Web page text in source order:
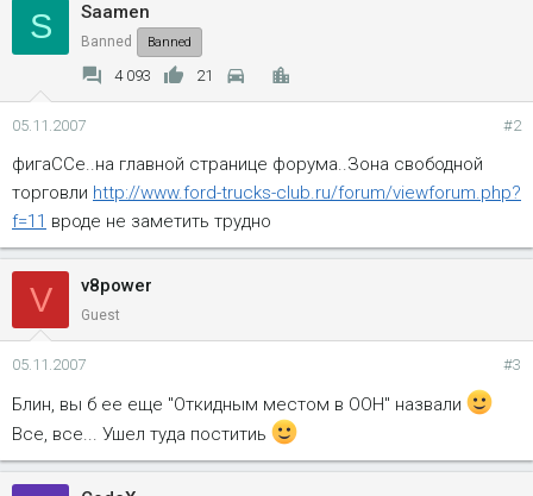
S Saamen
Banned Banned
4 093 21
05.11.2007 #2
фигаССе..на главной странице форума..Зона свободной
торговли http://www.ford-trucks-club.ru/forum/viewforum.php?
f=11 вроде не заметить трудно
V v8power
Guest
05.11.2007 #3
Блин, вы б ее еще "Откидным местом в ООН" назвали
Все, все... Ушел туда поститиь